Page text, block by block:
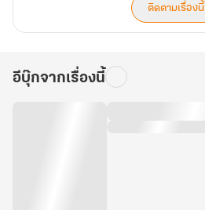
ติดตามเรื่องนี้
อีบุ๊กจากเรื่องนี้